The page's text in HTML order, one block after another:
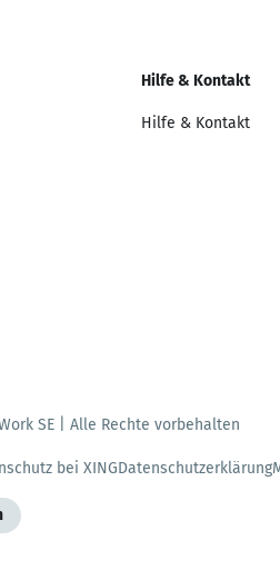
Hilfe & Kontakt
Hilfe & Kontakt
SE | Alle Rechte vorbehalten
bei XINGDatenschutzerklärung